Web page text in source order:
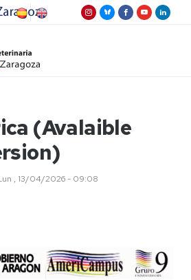
(Avalaible
, 13/04/2026 - 09:08